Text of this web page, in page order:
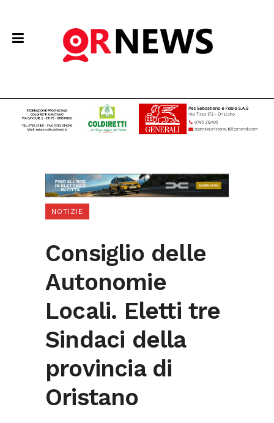
NOTIZIE
Consiglio delle
Autonomie
Locali. Eletti tre
Sindaci della
provincia di
Oristano